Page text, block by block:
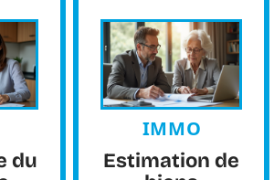
du
IMMO
Estimation de